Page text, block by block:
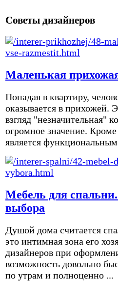
Советы дизайнеров
Маленькая
Попадая в квартиру,
оказывается в прихожей.
взгляд "незначительная"
огромное значение.
является
Мебель для
выбора
Душой дома считается
это интимная зона его
дизайнеров при
возможность довольно
по утрам и полноценно ...